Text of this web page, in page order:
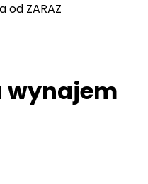
od ZARAZ
wynajem